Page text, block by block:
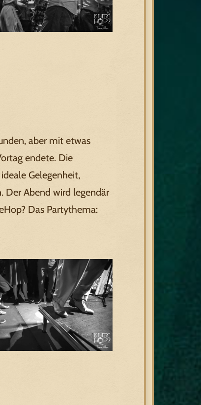
aber mit etwas
endete. Die
Gelegenheit,
Der Abend wird legendär
Das Partythema: